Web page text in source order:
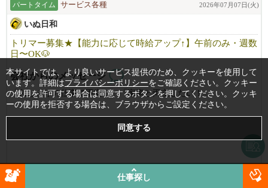
パートタイム サービス各種 2026年07月07日(火)
いぬ日和
トリマー募集★【能力に応じて時給アップ↑】午前のみ・週数
日〜OK🐶
会社からのメッセージ
「久しぶりの仕事で不安…」「家事と両立したい！」
そんな方にぴったりの、自由度高めな職場です✨
✅時給1,200円〜（能力に応じてどんどんUP！）
✅勤務時間、出勤日や休みは応相談◎
✅正社員もOK
仕事探し
本サイトでは、より良いサービス提供のため、クッキーを使用して
います。詳細はプライバシーポリシーをご確認ください。クッキー
の使用を許可する場合は同意するボタンを押してください。クッキ
ーの使用を拒否する場合は、ブラウザからご設定ください。